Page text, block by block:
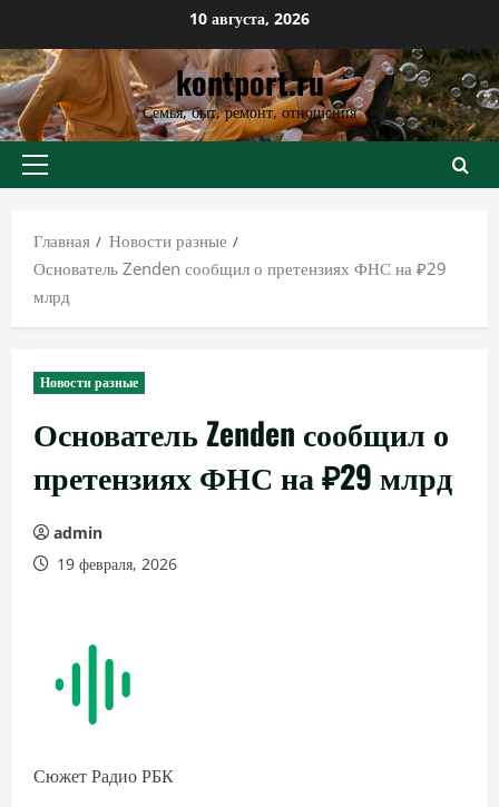
к
содержимому
10 августа, 2026
kontport.ru
Семья, быт, ремонт, отношения
Основное
Главная
Новости разные
Основатель Zenden сообщил о претензиях ФНС на ₽29
млрд
Новости разные
Основатель Zenden сообщил о
претензиях ФНС на ₽29 млрд
admin
19 февраля, 2026
Сюжет Радио РБК